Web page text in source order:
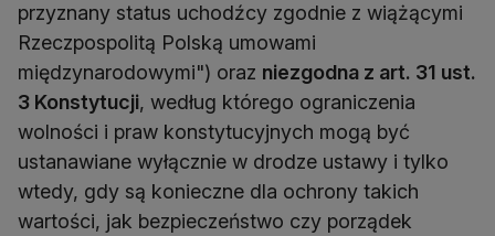
przyznany status uchodźcy zgodnie z wiążącymi
Rzeczpospolitą Polską umowami
międzynarodowymi") oraz niezgodna z art. 31 ust.
3 Konstytucji, według którego ograniczenia
wolności i praw konstytucyjnych mogą być
ustanawiane wyłącznie w drodze ustawy i tylko
wtedy, gdy są konieczne dla ochrony takich
wartości, jak bezpieczeństwo czy porządek